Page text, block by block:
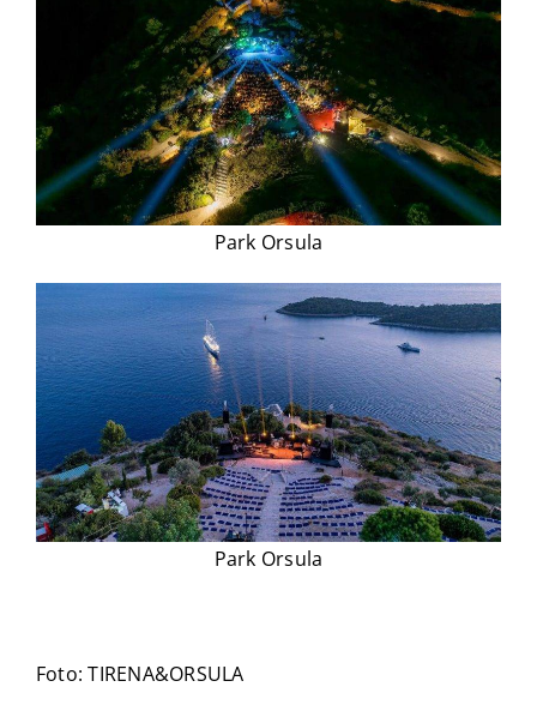
Park Orsula
Park Orsula
Foto: TIRENA&ORSULA